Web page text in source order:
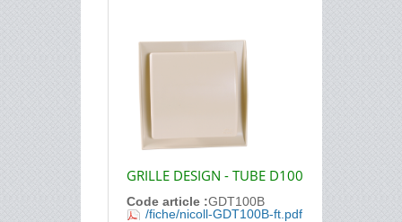
GRILLE DESIGN - TUBE D100
Code article :GDT100B
/fiche/nicoll-GDT100B-ft.pdf